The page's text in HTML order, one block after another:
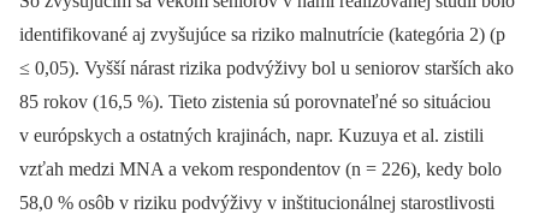
identifikované aj zvyšujúce sa riziko malnutrície (kategória 2) (p
≤ 0,05). Vyšší nárast rizika podvýživy bol u seniorov starších ako
85 rokov (16,5 %). Tieto zistenia sú porovnateľné so situáciou
v európskych a ostatných krajinách, napr. Kuzuya et al. zistili
vzťah medzi MNA a vekom respondentov (n = 226), kedy bolo
58,0 % osôb v riziku podvýživy v inštitucionálnej starostlivosti